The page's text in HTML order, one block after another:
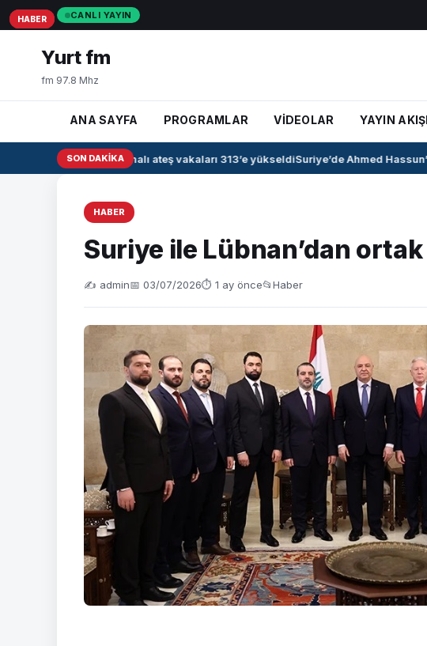
CANLI YAYIN
Yurt fm
fm 97.8 Mhz
ANA SAYFA PROGRAMLAR VİDEOLAR YAYIN AKIŞI
SON DAKIKA
Irak’ta kanamalı ateş vakaları 313’e yükseldiSuriye’de Ahmed
HABER
Suriye ile Lübnan’dan
✍️ admin📅 03/07/2026⏱ 1 ay önce📂Haber
HABER
HABER
HABER